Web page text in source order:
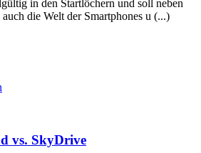
in den Startlöchern und soll neben
die Welt der Smartphones u (...)
vs. SkyDrive